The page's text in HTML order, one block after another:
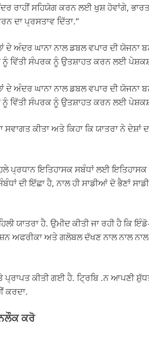
ਰਾਹੀਂ ਸਹਿਯੋਗ ਕਰਨ ਲਈ ਖੁਸ਼ ਹੋਵਾਂਗੇ,
ਦਾ ਪ੍ਰਸਤਾਵ ਦਿੱਤਾ.”
ਦੇ ਅੰਦਰ ਘਾਨਾ ਨਾਲ ਡਬਲ ਵਪਾਰ ਦੀ
ਨੂੰ ਵਿੱਤੀ ਸੰਪਰਕ ਨੂੰ ਉਤਸ਼ਾਹਤ ਕਰਨ ਲਈ
ਦੇ ਅੰਦਰ ਘਾਨਾ ਨਾਲ ਡਬਲ ਵਪਾਰ ਦੀ
ਨੂੰ ਵਿੱਤੀ ਸੰਪਰਕ ਨੂੰ ਉਤਸ਼ਾਹਤ ਕਰਨ ਲਈ
ਸਵਾਗਤ ਕੀਤਾ ਅਤੇ ਕਿਹਾ ਕਿ ਯਾਤਰਾ ਨੇ
ਪ੍ਰਧਾਨ ਇਤਿਹਾਸਕ ਸਬੰਧਾਂ ਲਈ ਇਤਿਹਾਸਕ
ਦੀ ਇੱਛਾ ਹੈ, ਨਾਲ ਹੀ ਸਾਡੀਆਂ ਦੋ ਭੈਣਾਂ
ਯਾਤਰਾ ਹੈ. ਉਮੀਦ ਕੀਤੀ ਜਾ ਰਹੀ ਹੈ ਕਿ
ਅਫਰੀਕਾ ਅਤੇ ਗਲੋਬਲ ਦੱਖਣ ਨਾਲ ਨਾਲ
ਪ੍ਰਾਪਤ ਕੀਤੀ ਗਈ ਹੈ. ਟ੍ਰਿਬਿ .ਨ ਆਪਣੀ
ਕਰਦਾ.
ਕਰੋ